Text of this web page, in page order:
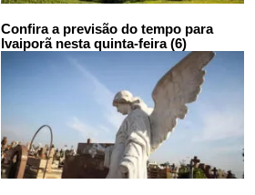
Confira a previsão do tempo para
Ivaiporã nesta quinta-feira (6)